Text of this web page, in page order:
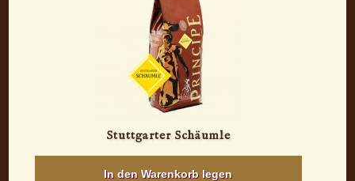
Stuttgarter Schäumle
In den Warenkorb legen